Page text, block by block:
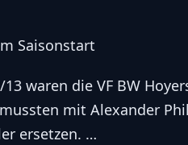
Saisonstart
waren die VF BW
mit Alexander
ersetzen. …